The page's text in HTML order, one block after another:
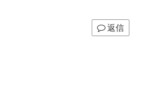
返信